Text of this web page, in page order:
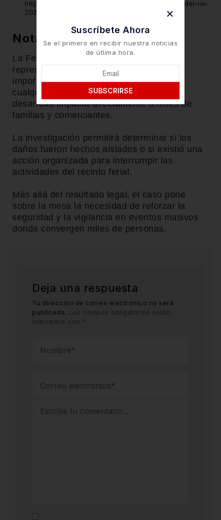
https://rotativo.com.mx/sabotaje-feria-san-juan-del-rio-
2026-detenido
Nota Editorial
La Feria Nacional de San Juan del Río
representa uno de los eventos más
importantes para el municipio, por lo que
cualquier acto que busque afectar su
desarrollo impacta directamente a miles de
familias y comerciantes.
La investigación permitirá determinar si los
daños fueron hechos aislados o si existió una
acción organizada para interrumpir las
actividades del recinto ferial.
Más allá del resultado legal, el caso pone
sobre la mesa la necesidad de reforzar la
seguridad y la vigilancia en eventos masivos
donde convergen miles de personas.
Deja una respuesta
Tu dirección de correo electrónico no será
publicada. Los campos obligatorios están
marcados con *
Suscríbete Ahora
Se el primero en recibir nuestra noticias
de útlima hora.
SUBSCRIRSE